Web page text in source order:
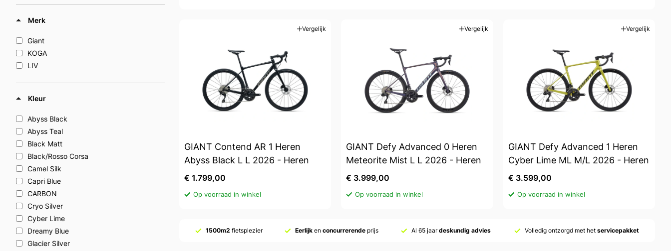
Merk
Giant
KOGA
LIV
Kleur
Abyss Black
Abyss Teal
Black Matt
Black/Rosso Corsa
Camel Silk
Capri Blue
CARBON
Cryo Silver
Cyber Lime
Dreamy Blue
Glacier Silver
Vergelijk
GIANT Contend AR 1 Heren
Abyss Black L L 2026 - Heren
€ 1.799,00
Op voorraad in winkel
Vergelijk
GIANT Defy Advanced 0 Heren
Meteorite Mist L L 2026 - Heren
€ 3.999,00
Op voorraad in winkel
Vergelijk
GIANT Defy Advanced 1 Heren
Cyber Lime ML M/L 2026 - Heren
€ 3.599,00
Op voorraad in winkel
1500m2 fietsplezier Eerlijkenconcurrerende prijs Al 65 jaardeskundig advies Volledig ontzorgd met het servicepakket